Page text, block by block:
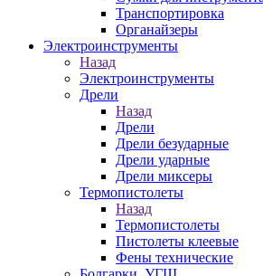
Транспортировка
Органайзеры
Электроинструменты
Назад
Электроинструменты
Дрели
Назад
Дрели
Дрели безударные
Дрели ударные
Дрели миксеры
Термопистолеты
Назад
Термопистолеты
Пистолеты клеевые
Фены технические